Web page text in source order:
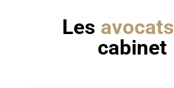
Les avocats
cabinet